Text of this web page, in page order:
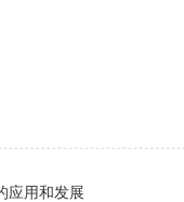
应用和发展